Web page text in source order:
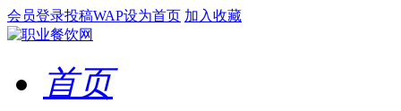
会员登录投稿WAP设为首页 加入收藏
首页